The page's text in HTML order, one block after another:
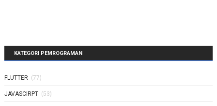
KATEGORI PEMROGRAMAN
FLUTTER (77)
JAVASCIRPT (53)